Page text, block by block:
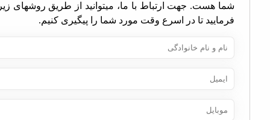
هست. جهت ارتباط با ما، میتوانید از طریق روشهای زیر اقدام
تا در اسرع وقت مورد شما را پیگیری کنیم.